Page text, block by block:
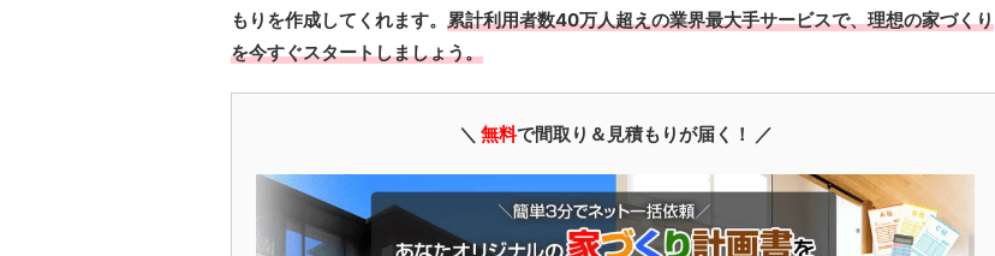
もりを作成してくれます。 累計利用者数40万人超えの業界最大手サービスで、理想の家づくり
を今すぐスタートしましょう。
＼ 無料で間取り＆見積もりが届く！ ／